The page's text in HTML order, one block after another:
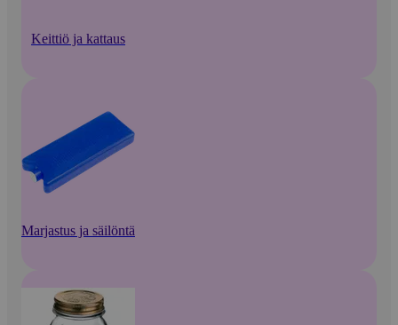
Keittiö ja kattaus
Marjastus ja säilöntä